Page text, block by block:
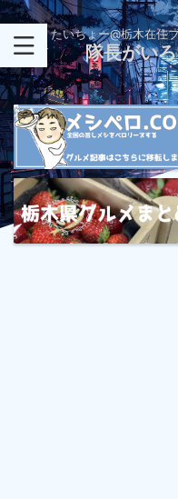
たいちょー@栃木在住
隊長がい